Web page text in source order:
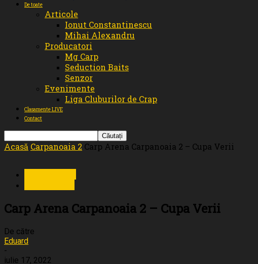
De toate
Articole
Ionut Constantinescu
Mihai Alexandru
Producatori
Mg Carp
Seduction Baits
Senzor
Evenimente
Liga Cluburilor de Crap
Clasamente LIVE
Contact
Acasă Carpanoaia 2 Carp Arena Carpanoaia 2 – Cupa Verii
Carp Arena Carpanoaia 2 – Cupa Verii
De către
Eduard
-
iulie 17, 2022